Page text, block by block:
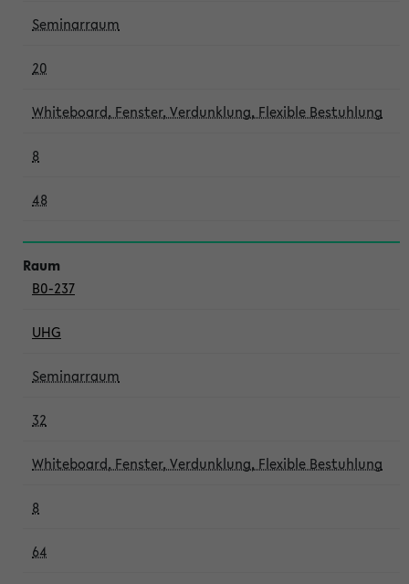
Seminarraum
20
Whiteboard, Fenster, Verdunklung, Flexible Bestuhlung
8
48
B0-237
UHG
Seminarraum
32
Whiteboard, Fenster, Verdunklung, Flexible Bestuhlung
8
64